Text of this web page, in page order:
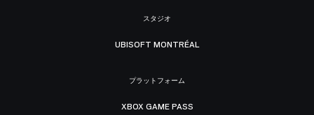
スタジオ
UBISOFT MONTRÉAL
プラットフォーム
XBOX GAME PASS